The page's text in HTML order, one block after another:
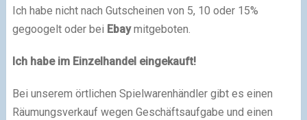
Ich habe nicht nach Gutscheinen von 5, 10 oder 15%
gegoogelt oder bei Ebaymitgeboten.
Ich habe im Einzelhandel eingekauft!
Bei unserem örtlichen Spielwarenhändler gibt es einen
Räumungsverkauf wegen Geschäftsaufgabe und einen